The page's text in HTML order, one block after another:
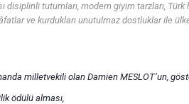
disiplinli tutumları, modern giyim tarzları,
ve kurdukları unutulmaz dostluklar ile
milletvekili olan Damien MESLOT’un,
ödülü alması,